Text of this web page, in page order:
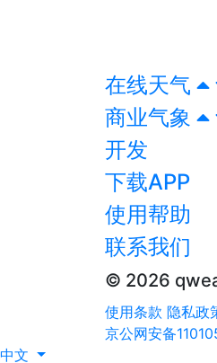
在线天气
商业气象
开发
下载APP
使用帮助
联系我们
© 2026
使用条款 隐私政
京公网安备
中文